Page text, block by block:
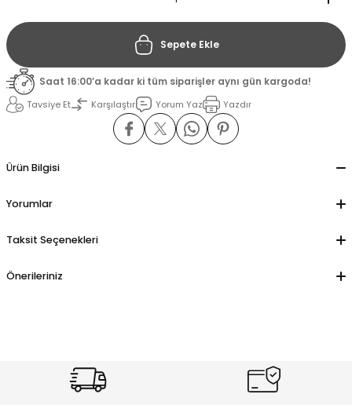
Sepete Ekle
Saat 16:00’a kadar ki tüm siparişler aynı gün kargoda!
Tavsiye Et
Karşılaştır Yorum Yaz Yazdır
Ürün Bilgisi
Yorumlar
Taksit Seçenekleri
Önerileriniz